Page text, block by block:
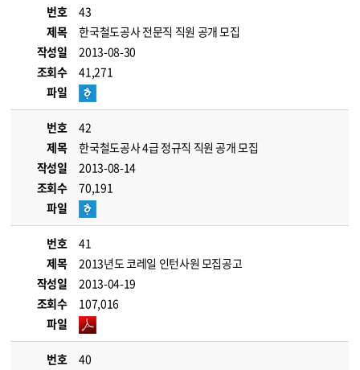
번호
43
제목
한국철도공사 전문직 직원 공개 모집
작성일
2013-08-30
조회수
41,271
파일
번호
42
제목
한국철도공사 4급 정규직 직원 공개 모집
작성일
2013-08-14
조회수
70,191
파일
번호
41
제목
2013년도 코레일 인턴사원 모집공고
작성일
2013-04-19
조회수
107,016
파일
번호
40